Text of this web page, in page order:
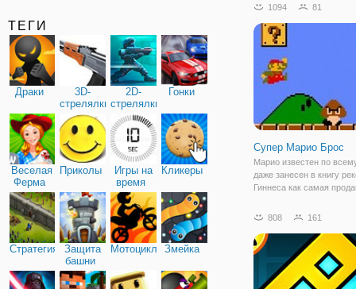
ТЕГИ
Драки
3D-
стрелялки
2D-
стрелялки
Гонки
Веселая
Ферма
Приколы
Игры на
время
Кликеры
Стратегия
Защита
башни
МотоциклыЗмейка
1094 81
Супер Марио Брос
Марио известен по
даже занесен в книгу
Гиннеса как самая
на этой игре и у многих
Хотите узнать, в чем
Тогда
808 161